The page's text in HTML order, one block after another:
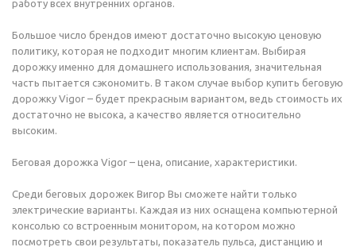
работу всех внутренних органов.
Большое число брендов имеют достаточно высокую ценовую
политику, которая не подходит многим клиентам. Выбирая
дорожку именно для домашнего использования, значительная
часть пытается сэкономить. В таком случае выбор купить беговую
дорожку Vigor – будет прекрасным вариантом, ведь стоимость их
достаточно не высока, а качество является относительно
высоким.
Беговая дорожка Vigor – цена, описание, характеристики.
Среди беговых дорожек Вигор Вы сможете найти только
электрические варианты. Каждая из них оснащена компьютерной
консолью со встроенным монитором, на котором можно
посмотреть свои результаты, показатель пульса, дистанцию и